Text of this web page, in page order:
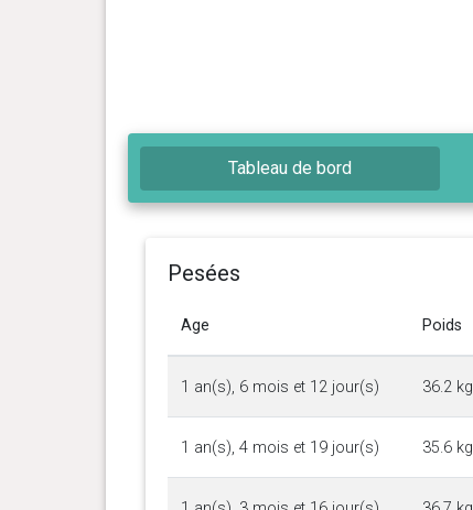
Tableau de bord
Pesées
Age Poids
1 an(s), 6 mois et 12 jour(s) 36.2 kg
1 an(s), 4 mois et 19 jour(s) 35.6 kg